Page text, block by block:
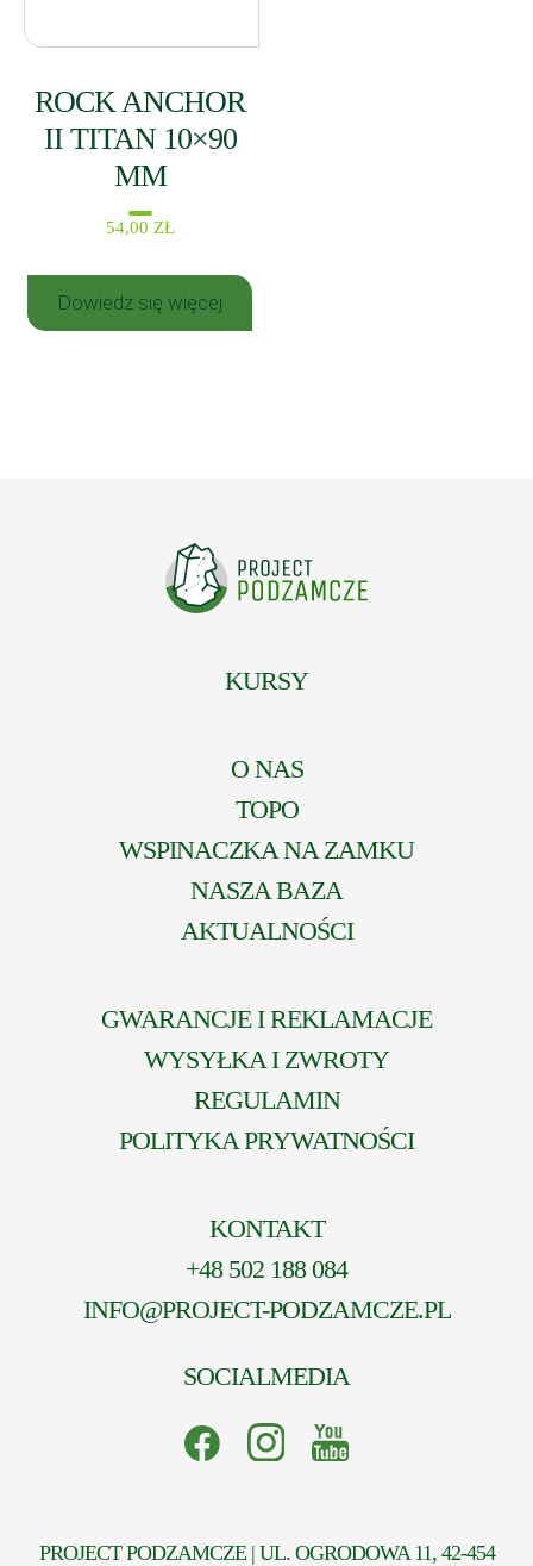
ROCK ANCHOR
II TITAN 10×90
MM
54,00 ZŁ
Dowiedz się więcej
KURSY
O NAS
TOPO
WSPINACZKA NA ZAMKU
NASZA BAZA
AKTUALNOŚCI
GWARANCJE I REKLAMACJE
WYSYŁKA I ZWROTY
REGULAMIN
POLITYKA PRYWATNOŚCI
KONTAKT
+48 502 188 084
INFO@PROJECT-PODZAMCZE.PL
SOCIALMEDIA
PROJECT PODZAMCZE | UL. OGRODOWA 11, 42-454